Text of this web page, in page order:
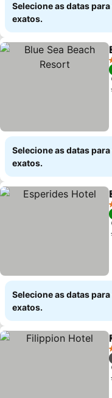
Selecione as datas
exatos.
Selecione as datas
exatos.
Selecione as datas
exatos.